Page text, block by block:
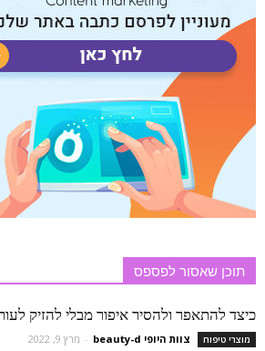
תוכן שאסור לפספס
כיצד להתאפר ולהסיר איפור מבלי להזיק
מוצרי טיפוח צוות היופי beauty-d - מרץ 9, 2022